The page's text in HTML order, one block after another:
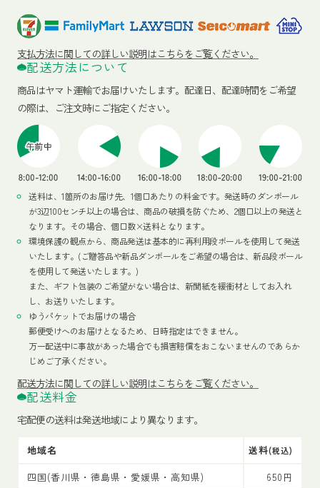
支払方法に関しての詳しい説明はこちらをご覧ください。
配送方法について
商品はヤマト運輸でお届けいたします。 配達日、配達時間をご希望
の際は、ご注文時にご指定ください。
送料は、1箇所のお届け先、1個口あたりの料金です。発送時のダンボール
が3辺100センチ以上の場合は、商品の破損を防ぐため、2個口以上の発送と
なります。その場合、個口数×送料となります。
環境保護の観点から、商品発送は基本的に再利用段ボールを使用して発送
いたします。(ご贈答品や新品ダンボールをご希望の場合は、新品段ボール
を使用して発送いたします。)
また、ギフト包装のご希望がない場合は、新聞紙を緩衝材としてお入れ
し、お送りいたします。
ゆうパケットでお届けの場合
郵便受けへのお届けとなるため、日時指定はできません。
万一配送中に事故があった場合でも損害賠償をおこないませんのであらか
じめご了承ください。
配送方法に関しての詳しい説明はこちらをご覧ください。
配送料金
宅配便の送料は発送地域により異なります。
地域名 送料(税込)
四国(香川県・徳島県・愛媛県・高知県)
650円